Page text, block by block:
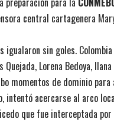
central cartagenera
sin goles.
Lorena Bedoya,
momentos de dominio
intentó acercarse al arco
que fue interceptada